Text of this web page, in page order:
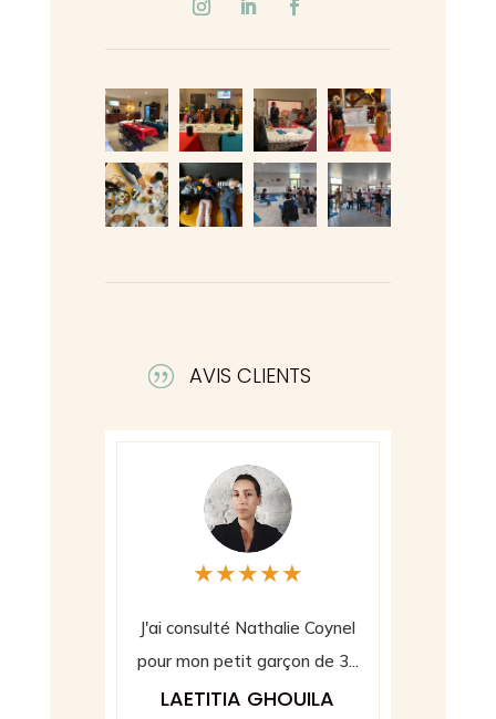
| AVIS CLIENTS
garçon de 3...
★
Mon fils de 18 ans avait des
difficultés à gérer...
VERONIQUE RAFFIN